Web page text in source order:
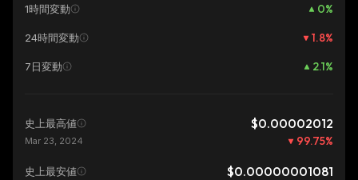
1時間変動 0%
24時間変動 1.8%
7日変動 2.1%
史上最高値 $0.00002012
Mar 23, 2024 99.75%
史上最安値 $0.00000001081